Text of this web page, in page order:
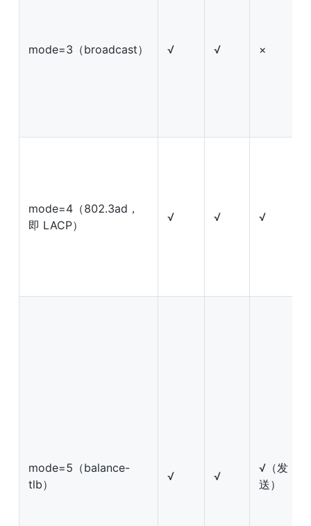
mode=3（broadcast） √ √ ×
mode=4（802.3ad，
即 LACP）
√ √ √
mode=5（balance-
tlb）
√ √
√（发
送）